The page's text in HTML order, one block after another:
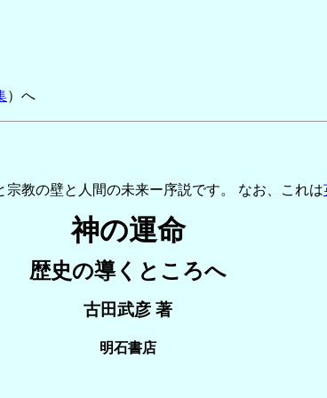
）へ
教の壁と人間の未来ー序説です。 なお、これは
神の運命
歴史の導くところへ
古田武彦 著
明石書店